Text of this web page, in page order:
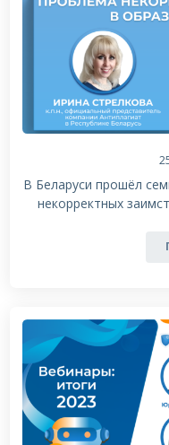
В Беларуси прошёл
некорректных